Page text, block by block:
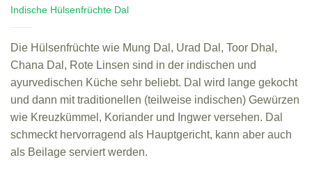
Indische Hülsenfrüchte Dal
Die Hülsenfrüchte wie Mung Dal, Urad Dal, Toor Dhal,
Chana Dal, Rote Linsen sind in der indischen und
ayurvedischen Küche sehr beliebt. Dal wird lange gekocht
und dann mit traditionellen (teilweise indischen) Gewürzen
wie Kreuzkümmel, Koriander und Ingwer versehen. Dal
schmeckt hervorragend als Hauptgericht, kann aber auch
als Beilage serviert werden.